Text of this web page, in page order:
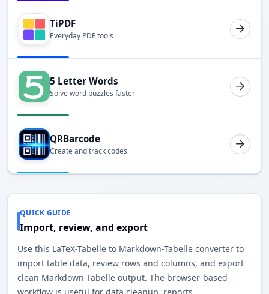
TiPDF
Everyday PDF tools
5 Letter Words
Solve word puzzles faster
QRBarcode
Create and track codes
QUICK GUIDE
Import, review, and export
Use this LaTeX-Tabelle to Markdown-Tabelle converter to
import table data, review rows and columns, and export
clean Markdown-Tabelle output. The browser-based